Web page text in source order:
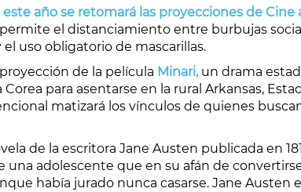
año se retomará las proyecciones de Cine
el distanciamiento entre burbujas
uso obligatorio de mascarillas.
de la película Minari,un drama
para asentarse en la rural Arkansas,
matizará los vínculos de quienes
de la escritora Jane Austen publicada en
una adolescente que en su afán de
había jurado nunca casarse. Jane Austen